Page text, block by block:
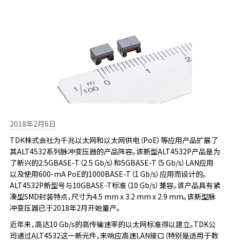
2018年2月6日
TDK株式会社为千兆以太网和以太网供电（PoE）等应用产品扩展了
其ALT4532系列脉冲变压器的产品阵容。该新型ALT4532P产品是为
了新兴的2.5GBASE-T（2.5 Gb/s）和5GBASE-T（5 Gb/s）LAN应用
以及使用600-mA PoE的1000BASE-T（1 Gb/s）应用而设计的。
ALT4532P新型号与10GBASE-T标准（10 Gb/s）兼容。该产品具有紧
凑型SMD封装特点，尺寸为4.5 mm x 3.2 mm x 2.9 mm。该新型脉
冲变压器已于2018年2月开始量产。
近年来，高达10 Gb/s的高传输速率的以太网标准得以建立。TDK公
司通过ALT4532这一新元件，来响应高速LAN接口（特别是适用于数